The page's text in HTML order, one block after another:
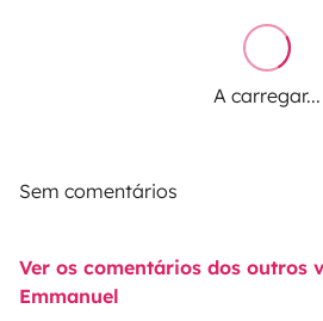
A carregar...
Sem comentários
Ver os comentários dos outros
Emmanuel